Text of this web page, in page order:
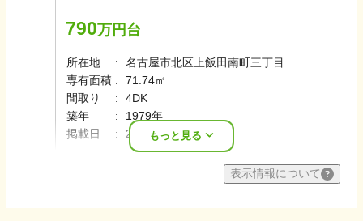
790万円台
所在地
名古屋市北区上飯田南町三丁目
専有面積
71.74㎡
間取り
4DK
築年
1979年
掲載日
2026年07月
もっと見る
表示情報について